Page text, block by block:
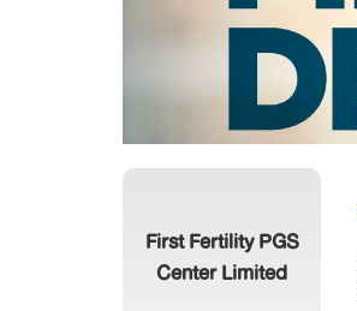
First Fertility PGS
Center Limited